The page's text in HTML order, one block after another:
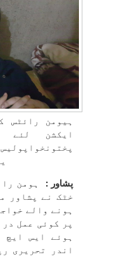
ہیومن رائٹس
ایکشن
پشاور : ہومن
خٹک نے پشاور
ہونے والے
پر کوئی عمل
ہوئے ایس
اندر تحریری